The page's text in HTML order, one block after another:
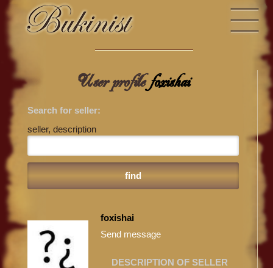
User profilefoxishai
Search for seller:
seller, description
foxishai
Send message
DESCRIPTION OF SELLER